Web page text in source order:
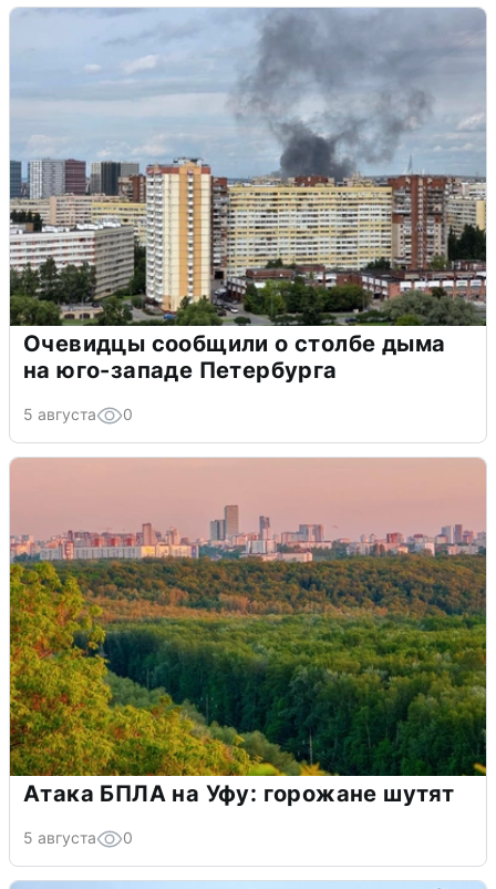
Очевидцы сообщили о столбе дыма
на юго-западе Петербурга
5 августа 0
Атака БПЛА на Уфу: горожане шутят
5 августа 0